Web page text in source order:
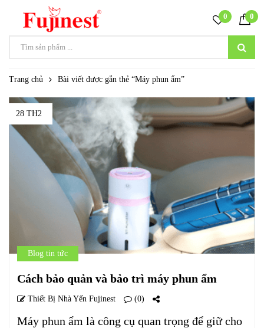
0 0
Trang chủ Bài viết được gắn thẻ “Máy phun ẩm”
28 TH2
Blog tin tức
Cách bảo quản và bảo trì máy phun ẩm
Thiết Bị Nhà Yến Fujinest (0)
Máy phun ẩm là công cụ quan trọng để giữ cho